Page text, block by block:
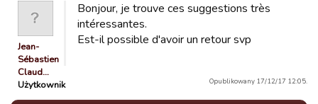
Jean-
Sébastien
Claud…
Użytkownik
Bonjour, je trouve ces suggestions très
intéressantes.
Est-il possible d'avoir un retour svp
Opublikowany 17/12/17 12:05.